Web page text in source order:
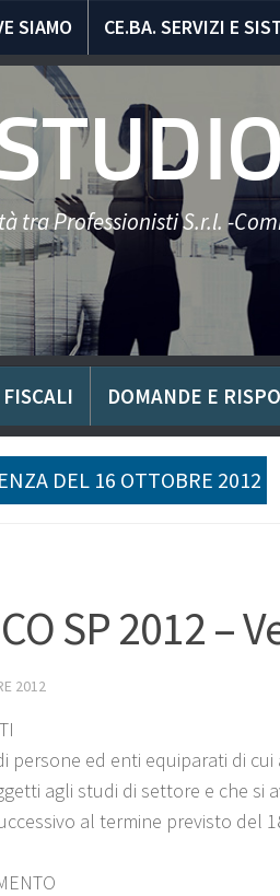
SIAMO CE.BA. SERVIZI E
tra Professionisti S.r.l. -
DOMANDE E
DEL 16 OTTOBRE 2012
SP 2012 –
2012
persone ed enti equiparati di
agli studi di settore e che si
al termine previsto del